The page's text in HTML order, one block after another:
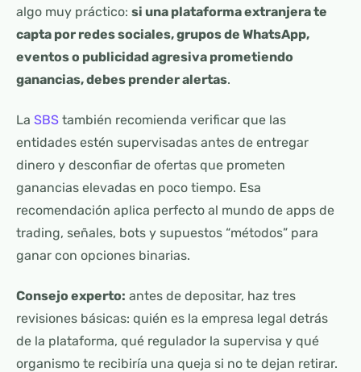
algo muy práctico: si una plataforma extranjera te
capta por redes sociales, grupos de WhatsApp,
eventos o publicidad agresiva prometiendo
ganancias, debes prender alertas.
La SBS también recomienda verificar que las
entidades estén supervisadas antes de entregar
dinero y desconfiar de ofertas que prometen
ganancias elevadas en poco tiempo. Esa
recomendación aplica perfecto al mundo de apps de
trading, señales, bots y supuestos “métodos” para
ganar con opciones binarias.
Consejo experto: antes de depositar, haz tres
revisiones básicas: quién es la empresa legal detrás
de la plataforma, qué regulador la supervisa y qué
organismo te recibiría una queja si no te dejan retirar.